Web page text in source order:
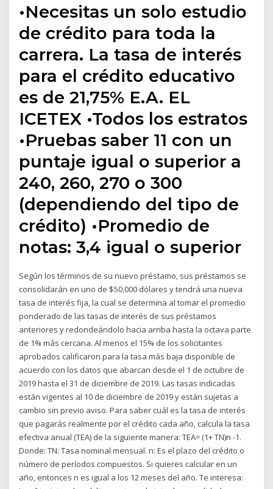
•Necesitas un solo estudio
de crédito para toda la
carrera. La tasa de interés
para el crédito educativo
es de 21,75% E.A. EL
ICETEX •Todos los estratos
•Pruebas saber 11 con un
puntaje igual o superior a
240, 260, 270 o 300
(dependiendo del tipo de
crédito) •Promedio de
notas: 3,4 igual o superior
Según los términos de su nuevo préstamo, sus préstamos se
consolidarán en uno de $50,000 dólares y tendrá una nueva
tasa de interés fija, la cual se determina al tomar el promedio
ponderado de las tasas de interés de sus préstamos
anteriores y redondeándolo hacia arriba hasta la octava parte
de 1% más cercana. Al menos el 15% de los solicitantes
aprobados calificaron para la tasa más baja disponible de
acuerdo con los datos que abarcan desde el 1 de octubre de
2019 hasta el 31 de diciembre de 2019. Las tasas indicadas
están vigentes al 10 de diciembre de 2019 y están sujetas a
cambio sin previo aviso. Para saber cuál es la tasa de interés
que pagarás realmente por el crédito cada año, calcula la tasa
efectiva anual (TEA) de la siguiente manera: TEA= (1+ TN)n -1.
Donde: TN: Tasa nominal mensual. n: Es el plazo del crédito o
número de períodos compuestos. Si quieres calcular en un
año, entonces n es igual a los 12 meses del año. Te interesa: